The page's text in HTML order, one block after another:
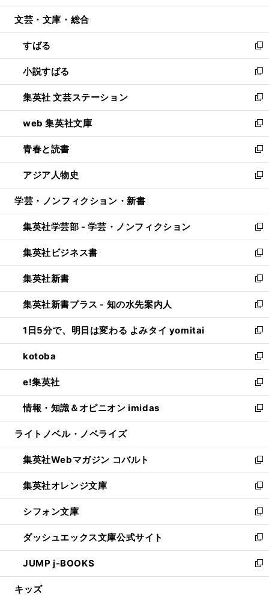
開
ウ
開
く
ン
ウ
で
開
く
ウ
ン
ド
ウ
で
開
く
文芸・文庫・総合
すばる
新
し
い
ウ
ィ
ン
ド
ウ
で
開
く
小説すばる
新
し
い
ウ
ィ
ン
ド
ウ
で
開
集英社 文芸ステーション
新
し
い
ウ
ィ
ン
ド
ウ
開
く
web 集英社文庫
新
し
い
ウ
ィ
ン
ウ
で
開
く
青春と読書
新
し
い
ウ
ン
ド
ウ
で
開
く
アジア人物史
新
し
ウ
ィ
ン
ド
ウ
で
開
く
学芸・ノンフィクション・新書
集英社学芸部 - 学芸・ノンフィクション
新
し
い
ウ
ィ
ン
ド
ウ
で
開
く
集英社ビジネス書
新
し
い
ウ
ィ
ン
ド
ウ
で
開
く
集英社新書
新
し
い
ウ
ィ
ン
ド
ウ
で
開
く
集英社新書プラス - 知の水先案内人
新
し
い
ウ
ィ
ン
ド
ウ
で
開
1日5分で、明日は変わる よみタイ yomitai
新
し
い
ウ
ィ
ン
ド
ウ
開
く
kotoba
新
し
い
ウ
ィ
ン
ウ
で
開
く
e!集英社
新
し
い
ウ
ン
ド
ウ
で
開
く
情報・知識＆オピニオン imidas
新
し
ウ
ィ
ン
ド
ウ
で
開
く
ライトノベル・ノベライズ
集英社Webマガジン コバルト
新
し
い
ウ
ィ
ン
ド
ウ
で
開
集英社オレンジ文庫
新
し
い
ウ
ィ
ン
ド
ウ
シフォン文庫
新
し
い
ウ
ィ
ン
ダッシュエックス文庫公式サイト
新
し
い
ウ
JUMP j-BOOKS
新
し
キッズ